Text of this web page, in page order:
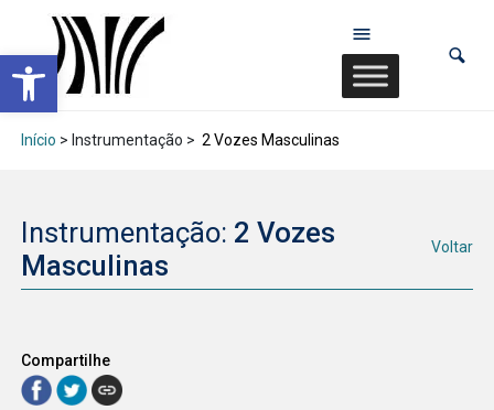
Abrir a barra de ferramentas
Início > Instrumentação > 2 Vozes Masculinas
Instrumentação: 2 Vozes
Masculinas
Voltar
Compartilhe